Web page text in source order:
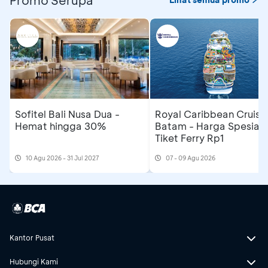
Periode menginap: 27 – 30 November
2025
Berlaku untuk reservasi langsung melalui
telpon +62 361 2091769 atau email
reservation@samsaraubud.com
Gianyar, Bali 80572, Indonesia
Lokasi: Jalan Raya Pengosekan, Ubud,
Kabupaten Gianyar, Bali 80571, Indonesia
Sofitel Bali Nusa Dua -
Hemat hingga 30%
10 Agu 2026 - 31 Jul 2027
Royal Caribbean Cruise
Batam - Harga Spesial
Tiket Ferry Rp1
07 - 09 Agu 2026
Kantor Pusat
Hubungi Kami